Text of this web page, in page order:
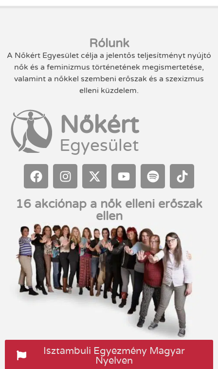
Rólunk
A Nőkért Egyesület célja a jelentős teljesítményt nyújtó
nők és a feminizmus történetének megismertetése,
valamint a nőkkel szembeni erőszak és a szexizmus
elleni küzdelem.
Nőkért
Egyesület
16 akciónap a nők elleni erőszak
ellen
Isztambuli Egyezmény Magyar
Nyelven